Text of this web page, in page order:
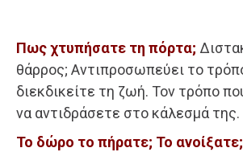
Πως χτυπήσατε τη πόρτα;
θάρρος; Αντιπροσωπεύει το
διεκδικείτε τη ζωή. Τον τρόπο
να αντιδράσετε στο κάλεσμά της.
Το δώρο το πήρατε; Το ανοίξατε;